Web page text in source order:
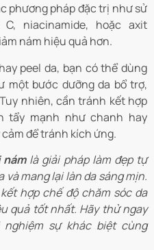
phương pháp đặc trị như sử
niacinamide, hoặc axit
nám hiệu quả hơn.
peel da, bạn có thể dùng
một bước dưỡng da bổ trợ,
nhiên, cần tránh kết hợp
tẩy mạnh như chanh hay
để tránh kích ứng.
là giải pháp làm đẹp tự
mang lại làn da sáng mịn.
hợp chế độ chăm sóc da
quả tốt nhất. Hãy thử ngay
sự khác biệt cùng